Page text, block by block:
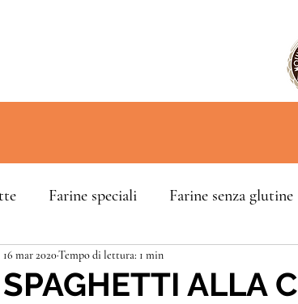
Farine speciali Farine senza glutine
Blackery
SPAGHETTI ALLA
16 mar 2020Tempo di lettura: 1 min